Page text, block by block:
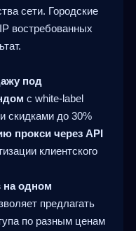
сети. Городские
востребованных
под
с white-label
скидками до 30%
прокси через API
клиентского
на одном
предлагать
по разным ценам